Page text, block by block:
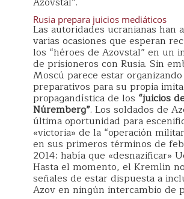
Rusia prepara juicios mediáticos
Las autoridades ucranianas han
varias ocasiones que esperan
los “héroes de Azovstal” en un
de prisioneros con Rusia. Sin
Moscú parece estar
preparativos para su propia
propagandística de los “juicios
Núremberg”. Los soldados de
última oportunidad para
«victoria» de la “operación
en sus primeros términos de
2014: había que «desnazificar»
Hasta el momento, el Kremlin
señales de estar dispuesta a
Azov en ningún intercambio de